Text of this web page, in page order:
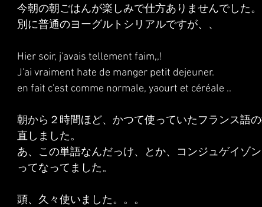
今朝の朝ごはんが楽しみで仕方ありませんでした。
別に普通のヨーグルトシリアルですが、、
Hier soir, j'avais tellement faim,,!
J'ai vraiment hate de manger petit dejeuner.
en fait c'est comme normale, yaourt et céréale ..
朝から２時間ほど、かつて使っていたフランス語
直しました。
あ、この単語なんだっけ、とか、コンジュゲイゾ
ってなってました。
頭、久々使いました。。。